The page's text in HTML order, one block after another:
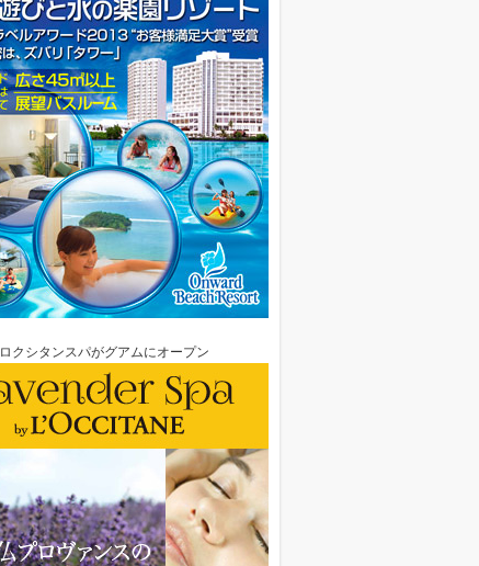
ロクシタンスパがグアムにオープン